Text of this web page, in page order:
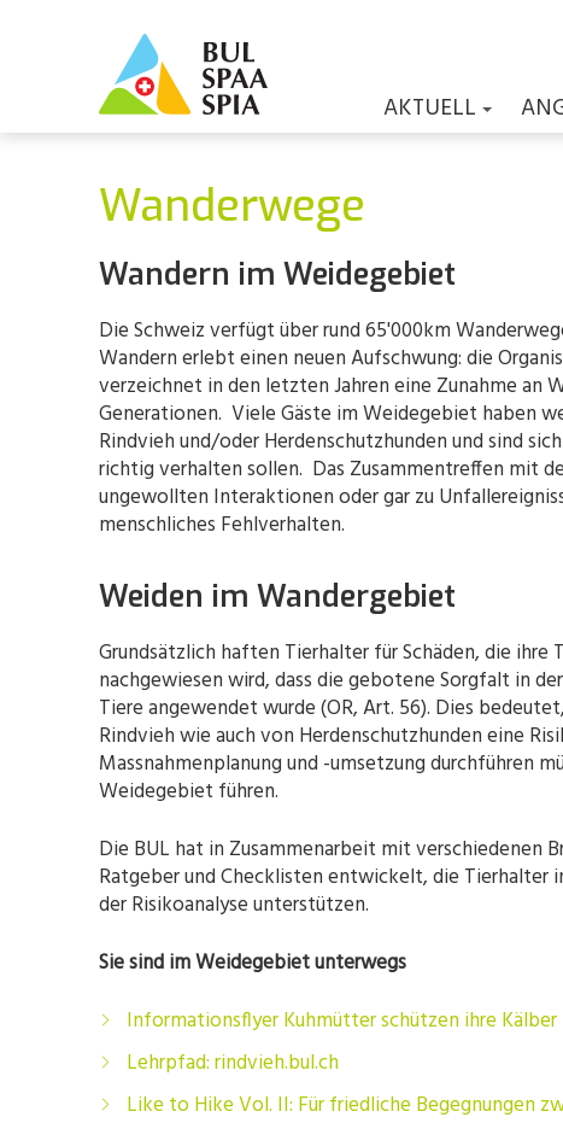
AKTUELL
Wanderwege
Wandern im Weidegebiet
Die Schweiz verfügt über rund 65'000km
Wandern erlebt einen neuen Aufschwung: die
verzeichnet in den letzten Jahren eine Zunahme an
Generationen. Viele Gäste im Weidegebiet haben
Rindvieh und/oder Herdenschutzhunden und sind
richtig verhalten sollen. Das Zusammentreffen mit
ungewollten Interaktionen oder gar zu
menschliches Fehlverhalten.
Weiden im Wandergebiet
Grundsätzlich haften Tierhalter für Schäden, die ihre
nachgewiesen wird, dass die gebotene Sorgfalt in
Tiere angewendet wurde (OR, Art. 56). Dies
Rindvieh wie auch von Herdenschutzhunden eine
Massnahmenplanung und -umsetzung durchführen
Weidegebiet führen.
Die BUL hat in Zusammenarbeit mit verschiedenen
Ratgeber und Checklisten entwickelt, die Tierhalter
der Risikoanalyse unterstützen.
Sie sind im Weidegebiet unterwegs
Informationsflyer Kuhmütter schützen ihre Kälber
Lehrpfad: rindvieh.bul.ch
Like to Hike Vol. II: Für friedliche Begegnungen